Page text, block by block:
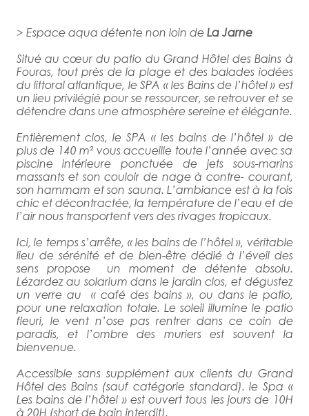
> Espace aqua détente non loin de La Jarne
Situé au cœur du patio du Grand Hôtel des Bains à
Fouras, tout près de la plage et des balades iodées
du littoral atlantique, le SPA « les Bains de l’hôtel » est
un lieu privilégié pour se ressourcer, se retrouver et se
détendre dans une atmosphère sereine et élégante.
Entièrement clos, le SPA « les bains de l’hôtel » de
plus de 140 m² vous accueille toute l’année avec sa
piscine intérieure ponctuée de jets sous-marins
massants et son couloir de nage à contre- courant,
son hammam et son sauna. L’ambiance est à la fois
chic et décontractée, la température de l’eau et de
l’air nous transportent vers des rivages tropicaux.
Ici, le temps s’arrête, « les bains de l’hôtel », véritable
lieu de sérénité et de bien-être dédié à l’éveil des
sens propose un moment de détente absolu.
Lézardez au solarium dans le jardin clos, et dégustez
un verre au « café des bains », ou dans le patio,
pour une relaxation totale. Le soleil illumine le patio
fleuri, le vent n’ose pas rentrer dans ce coin de
paradis, et l’ombre des muriers est souvent la
bienvenue.
Accessible sans supplément aux clients du Grand
Hôtel des Bains (sauf catégorie standard). le Spa «
Les bains de l’hôtel » est ouvert tous les jours de 10H
à 20H (short de bain interdit).